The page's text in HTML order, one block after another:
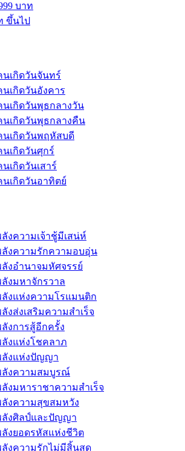
บาท
ขึ้นไป
นเกิดวันจันทร์
นเกิดวันอังคาร
นเกิดวันพุธกลางวัน
นเกิดวันพุธกลางคืน
นเกิดวันพฤหัสบดี
นเกิดวันศุกร์
เกิดวันเสาร์
นเกิดวันอาทิตย์
งความเจ้าชู้มีเสน่ห์
ลังความรักความอบอุ่น
ลังอำนาจมหัศจรรย์
ลังมหาจักรวาล
ลังแห่งความโรแมนติก
งส่งเสริมความสำเร็จ
งการสู้อีกครั้ง
ลังแห่งโชคลาภ
ลังแห่งปัญญา
ลังความสมบูรณ์
งมหาราชาความสำเร็จ
ลังความสุขสมหวัง
ลังศิลป์และปัญญา
ลังยอดรหัสแห่งชีวิต
ลังความรักไม่มีสิ้นสุด